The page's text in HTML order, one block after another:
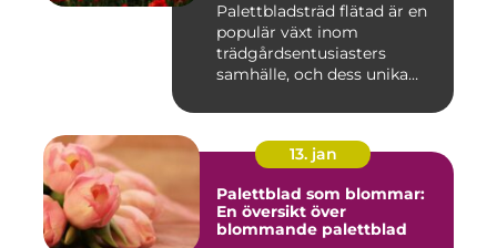
Palettbladsträd flätad är en
populär växt inom
trädgårdsentusiasters
samhälle, och dess unika
13. jan
Palettblad som blommar:
En översikt över
blommande palettblad